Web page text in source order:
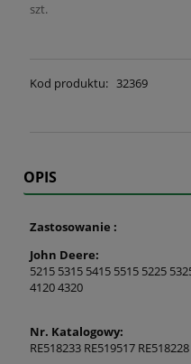
szt.
Kod produktu: 32369
OPIS
Zastosowanie :
John Deere:
5215 5315 5415 5515 5225
4120 4320
Nr. Katalogowy:
RE518233 RE519517 RE518228